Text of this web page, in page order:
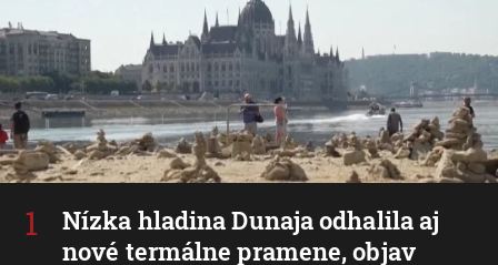
Nízka hladina Dunaja odhalila aj
nové termálne pramene, objav